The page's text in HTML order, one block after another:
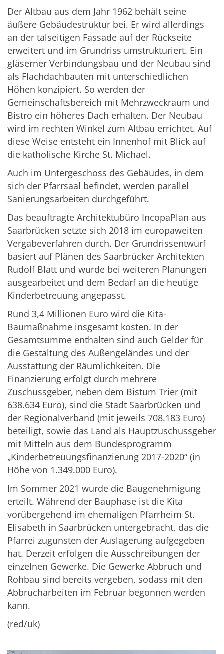
Der Altbau aus dem Jahr 1962 behält seine
äußere Gebäudestruktur bei. Er wird allerdings
an der talseitigen Fassade auf der Rückseite
erweitert und im Grundriss umstrukturiert. Ein
gläserner Verbindungsbau und der Neubau sind
als Flachdachbauten mit unterschiedlichen
Höhen konzipiert. So werden der
Gemeinschaftsbereich mit Mehrzweckraum und
Bistro ein höheres Dach erhalten. Der Neubau
wird im rechten Winkel zum Altbau errichtet. Auf
diese Weise entsteht ein Innenhof mit Blick auf
die katholische Kirche St. Michael.
Auch im Untergeschoss des Gebäudes, in dem
sich der Pfarrsaal befindet, werden parallel
Sanierungsarbeiten durchgeführt.
Das beauftragte Architektubüro IncopaPlan aus
Saarbrücken setzte sich 2018 im europaweiten
Vergabeverfahren durch. Der Grundrissentwurf
basiert auf Plänen des Saarbrücker Architekten
Rudolf Blatt und wurde bei weiteren Planungen
ausgearbeitet und dem Bedarf an die heutige
Kinderbetreuung angepasst.
Rund 3,4 Millionen Euro wird die Kita-
Baumaßnahme insgesamt kosten. In der
Gesamtsumme enthalten sind auch Gelder für
die Gestaltung des Außengeländes und der
Ausstattung der Räumlichkeiten. Die
Finanzierung erfolgt durch mehrere
Zuschussgeber, neben dem Bistum Trier (mit
638.634 Euro), sind die Stadt Saarbrücken und
der Regionalverband (mit jeweils 708.183 Euro)
beteiligt, sowie das Land als Hauptzuschussgeber
mit Mitteln aus dem Bundesprogramm
„Kinderbetreuungsfinanzierung 2017-2020“ (in
Höhe von 1.349.000 Euro).
Im Sommer 2021 wurde die Baugenehmigung
erteilt. Während der Bauphase ist die Kita
vorübergehend im ehemaligen Pfarrheim St.
Elisabeth in Saarbrücken untergebracht, das die
Pfarrei zugunsten der Auslagerung aufgegeben
hat. Derzeit erfolgen die Ausschreibungen der
einzelnen Gewerke. Die Gewerke Abbruch und
Rohbau sind bereits vergeben, sodass mit den
Abbrucharbeiten im Februar begonnen werden
kann.
(red/uk)